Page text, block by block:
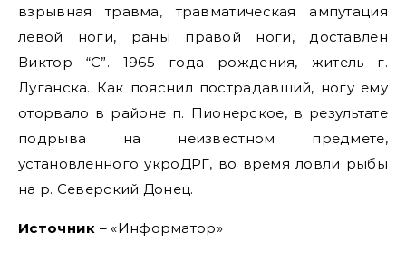
взрывная травма, травматическая ампутация
левой ноги, раны правой ноги, доставлен
Виктор “С”. 1965 года рождения, житель г.
Луганска. Как пояснил пострадавший, ногу ему
оторвало в районе п. Пионерское, в результате
подрыва на неизвестном предмете,
установленного укроДРГ, во время ловли рыбы
на р. Северский Донец.
Источник – «Информатор»